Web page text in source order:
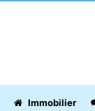
Immobilier